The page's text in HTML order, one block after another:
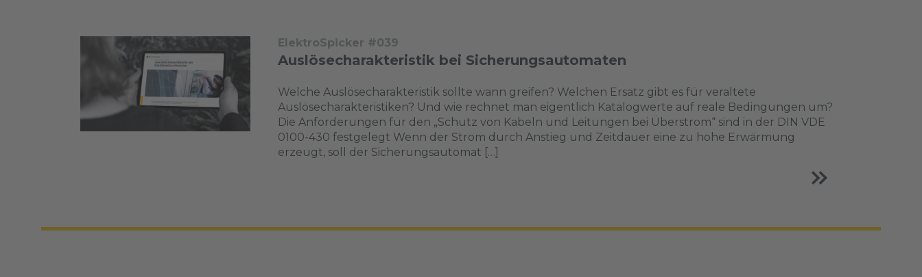
ElektroSpicker #039
Auslösecharakteristik bei Sicherungsautomaten
Welche Auslösecharakteristik sollte wann greifen? Welchen Ersatz gibt es für veraltete
Auslösecharakteristiken? Und wie rechnet man eigentlich Katalogwerte auf reale Bedingungen um?
Die Anforderungen für den „Schutz von Kabeln und Leitungen bei Überstrom“ sind in der DIN VDE
0100-430 festgelegt Wenn der Strom durch Anstieg und Zeitdauer eine zu hohe Erwärmung
erzeugt, soll der Sicherungsautomat […]